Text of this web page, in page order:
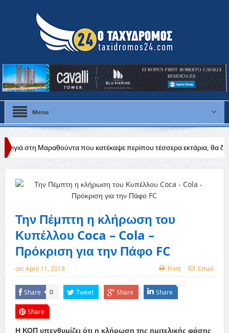
Menu
που κατέκαψε περίπου τέσσερα εκτάρια, θα διερευνηθούν τα
άδεια
Την Πέμπτη η κλήρωση του
Κυπέλλου Coca – Cola –
Πρόκριση για την Πάφο FC
on:April 11, 2018 Print Email
Share 0 Tweet Share Share
Share
Η ΚΟΠ υπενθυμίζει ότι η κλήρωση της ημιτελικής φάσης